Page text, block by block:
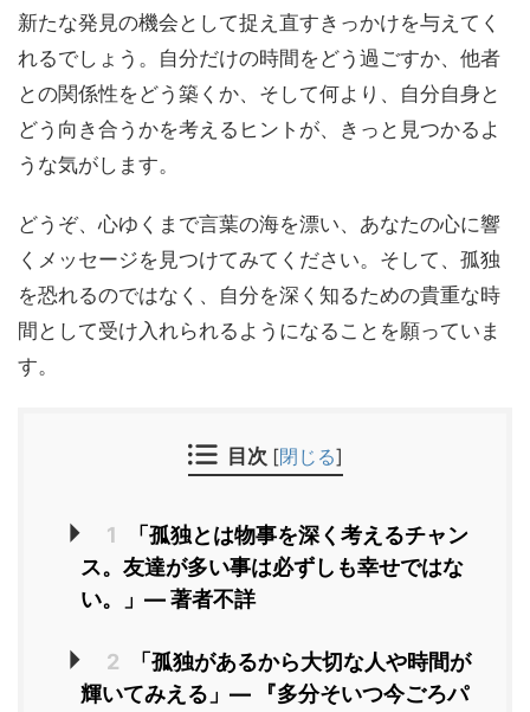
新たな発見の機会として捉え直すきっかけを与えてく
れるでしょう。自分だけの時間をどう過ごすか、他者
との関係性をどう築くか、そして何より、自分自身と
どう向き合うかを考えるヒントが、きっと見つかるよ
うな気がします。
どうぞ、心ゆくまで言葉の海を漂い、あなたの心に響
くメッセージを見つけてみてください。そして、孤独
を恐れるのではなく、自分を深く知るための貴重な時
間として受け入れられるようになることを願っていま
す。
目次 [閉じる]
1
「孤独とは物事を深く考えるチャン
ス。友達が多い事は必ずしも幸せではな
い。」― 著者不詳
2
「孤独があるから大切な人や時間が
輝いてみえる」― 『多分そいつ今ごろパ